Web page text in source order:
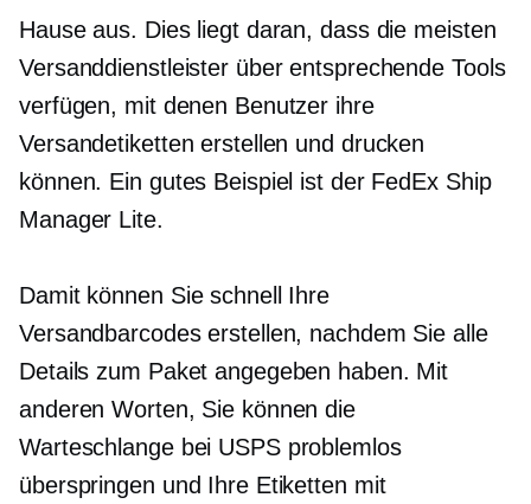
Hause aus. Dies liegt daran, dass die meisten
Versanddienstleister über entsprechende Tools
verfügen, mit denen Benutzer ihre
Versandetiketten erstellen und drucken
können. Ein gutes Beispiel ist der FedEx Ship
Manager Lite.
Damit können Sie schnell Ihre
Versandbarcodes erstellen, nachdem Sie alle
Details zum Paket angegeben haben. Mit
anderen Worten, Sie können die
Warteschlange bei USPS problemlos
überspringen und Ihre Etiketten mit